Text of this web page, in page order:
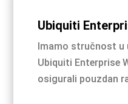
Ubiquiti
Imamo stručnost u
Ubiquiti Enterprise
osigurali pouzdan